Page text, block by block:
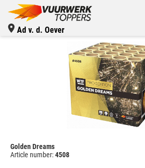
Ad v. d. Oever
Golden Dreams
Article number:4508